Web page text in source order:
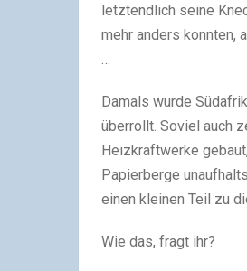
letztendlich seine
mehr anders konnten,
…
Damals wurde
überrollt. Soviel auch
Heizkraftwerke
Papierberge
einen kleinen Teil zu
Wie das, fragt ihr?